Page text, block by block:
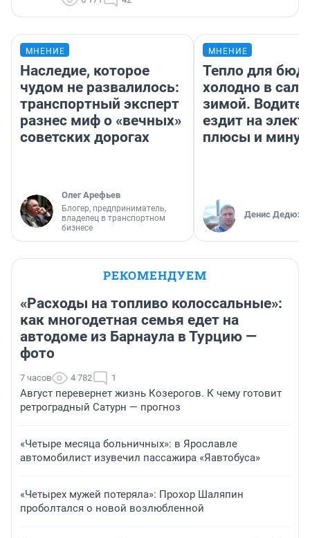
МНЕНИЕ
Наследие, которое
чудом не развалилось:
транспортный эксперт
разнес миф о «вечных»
советских дорогах
Олег Арефьев
Блогер, предприниматель,
владелец в транспортном
бизнесе
МНЕНИЕ
Тепло для
холодно в
зимой.
ездит на
плюсы и
Денис
РЕКОМЕНДУЕМ
«Расходы на топливо колоссальные»:
как многодетная семья едет на
автодоме из Барнаула в Турцию —
фото
7 часов 4 782 1
Август перевернет жизнь Козерогов. К чему готовит
ретроградный Сатурн — прогноз
«Четыре месяца больничных»: в Ярославле
автомобилист изувечил пассажира «Яавтобуса»
«Четырех мужей потеряла»: Прохор Шаляпин
проболтался о новой возлюбленной